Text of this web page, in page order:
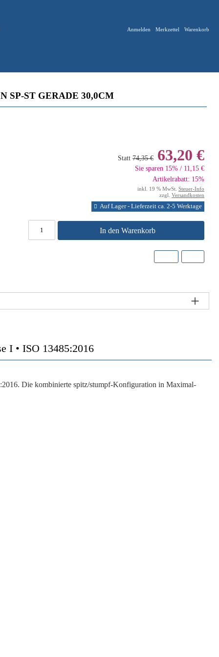
Anmelden Merkzettel Warenkorb
SP-ST GERADE 30,0CM
Statt 74,35 € 63,20 €
Sie sparen 15% / 11,15 €
Artikelrabatt: 15%
inkl. 19 % MwSt. Steuer-Info
zzgl. Versandkosten
Auf Lager - Lieferzeit ca. 2-5 Werktage
In den Warenkorb
I • ISO 13485:2016
. Die kombinierte spitz/stumpf-Konfiguration in Maximal-